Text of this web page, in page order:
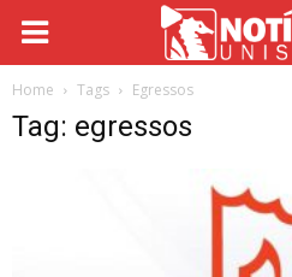
Home Tags Egressos
Tag: egressos